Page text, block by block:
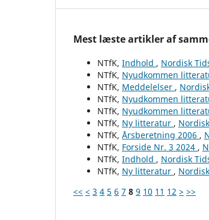
Mest læste artikler af
NTfK, Indhold , Nordisk
NTfK, Nyudkommen
NTfK, Meddelelser ,
NTfK, Nyudkommen
NTfK, Nyudkommen
NTfK, Ny litteratur ,
NTfK, Årsberetning 2006 ,
NTfK, Forside Nr. 3 2024 ,
NTfK, Indhold , Nordisk
NTfK, Ny litteratur ,
<< < 3 4 5 6 7 8 9 10 11 12 > >>